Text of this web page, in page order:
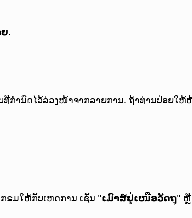
.
ກຳນົດໄວ້ລ່ວງໜ້າຈາກລາຍການ. ຖ້າທ່ານປ່ອຍໃຫ້
ຣມໃຫ້ກັບເຫດການ ເຊັ່ນ "ເມົາສ໌ຢູ່ເໜືອວັດຖຸ" ຫຼື